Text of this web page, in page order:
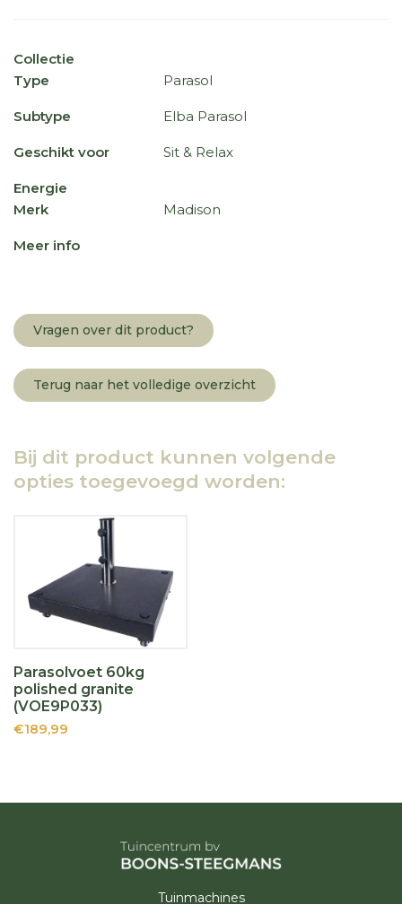
Collectie
Type
Parasol
Subtype Elba Parasol
Geschikt voor Sit & Relax
Energie
Merk
Madison
Meer info
Vragen over dit product?
Terug naar het volledige overzicht
Bij dit product kunnen volgende
opties toegevoegd worden:
Parasolvoet 60kg
polished granite
(VOE9P033)
€189,99
Tuinmachines